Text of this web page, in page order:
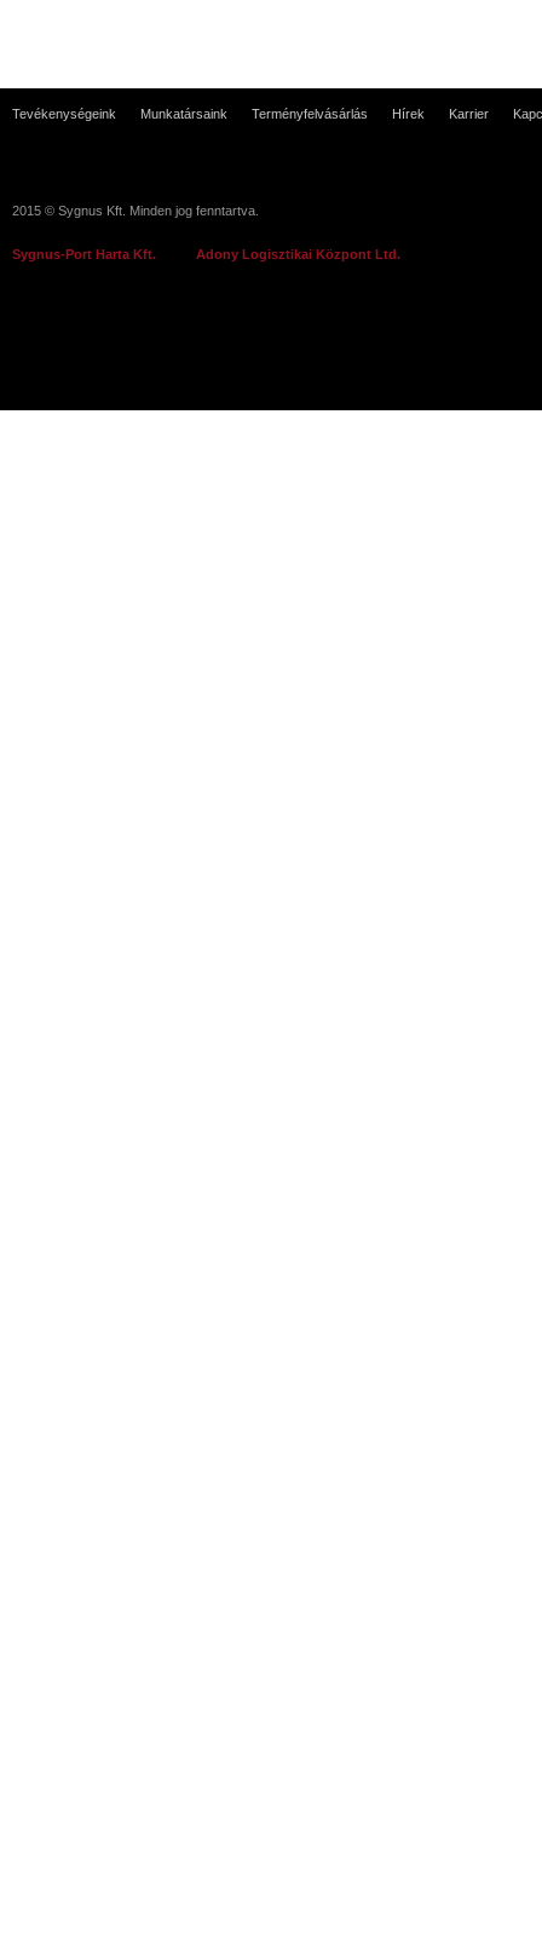
Tevékenységeink Munkatársaink Terményfelvásárlás Hírek Karrier
2015 © Sygnus Kft. Minden jog fenntartva.
Sygnus-Port Harta Kft. Adony Logisztikai Központ Ltd.